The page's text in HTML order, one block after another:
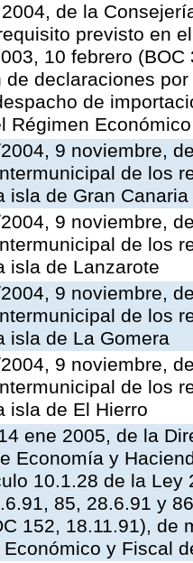
de la
previsto en
10 febrero
de declaraciones
de
Régimen
9 noviembre,
de los
isla de Gran Canaria
9 noviembre,
de los
isla de Lanzarote
9 noviembre,
de los
isla de La Gomera
9 noviembre,
de los
isla de El Hierro
ene 2005, de la
Economía y
10.1.28 de la Ley
85, 28.6.91 y
152, 18.11.91), de
y Fiscal